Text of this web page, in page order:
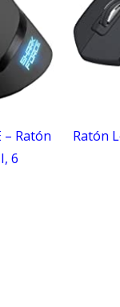
– Ratón
6
Ratón